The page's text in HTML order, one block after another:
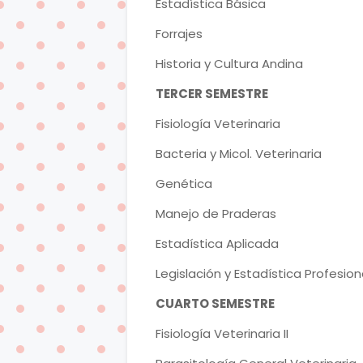
Estadística Básica
Forrajes
Historia y Cultura Andina
TERCER SEMESTRE
Fisiología Veterinaria
Bacteria y Micol. Veterinaria
Genética
Manejo de Praderas
Estadística Aplicada
Legislación y Estadística
CUARTO SEMESTRE
Fisiología Veterinaria II